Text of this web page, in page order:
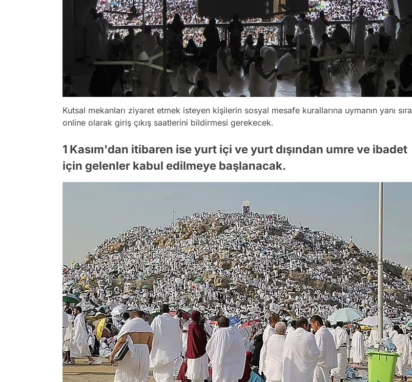
Kutsal mekanları ziyaret etmek isteyen kişilerin sosyal mesafe kurallarına uymanın yanı sıra
online olarak giriş çıkış saatlerini bildirmesi gerekecek.
1 Kasım'dan itibaren ise yurt içi ve yurt dışından umre ve ibadet
için gelenler kabul edilmeye başlanacak.